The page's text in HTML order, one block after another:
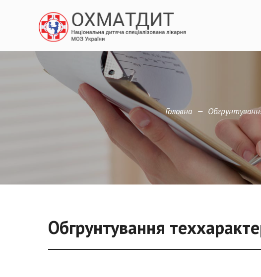
Головна —
Обгрунтування